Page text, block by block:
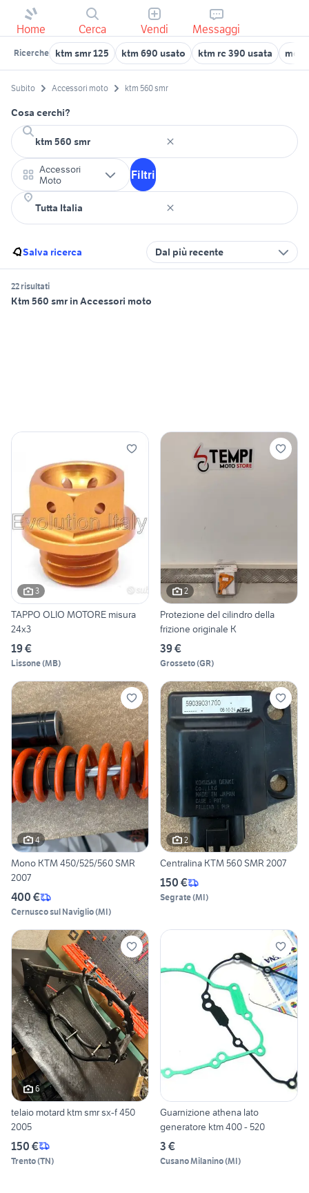
Home Cerca Vendi Messaggi
Ricerche ktm smr 125 ktm 690 usato ktm rc 390 usata
Subito Accessori moto ktm 560 smr
Cosa cerchi?
Accessori
Moto
Filtri
Salva ricerca Dal più recente
22 risultati
Ktm 560 smr in Accessori moto
3
TAPPO OLIO MOTORE misura
24x3
19 €
Lissone(MB)
2
Protezione del cilindro della
frizione originale K
39 €
Grosseto(GR)
4
Mono KTM 450/525/560 SMR
2007
400 €
Cernusco sul Naviglio(MI)
2
Centralina KTM 560 SMR 2007
150 €
Segrate(MI)
6
telaio motard ktm smr sx-f 450
2005
150 €
Trento(TN)
Guarnizione athena lato
generatore ktm 400 - 520
3 €
Cusano Milanino(MI)